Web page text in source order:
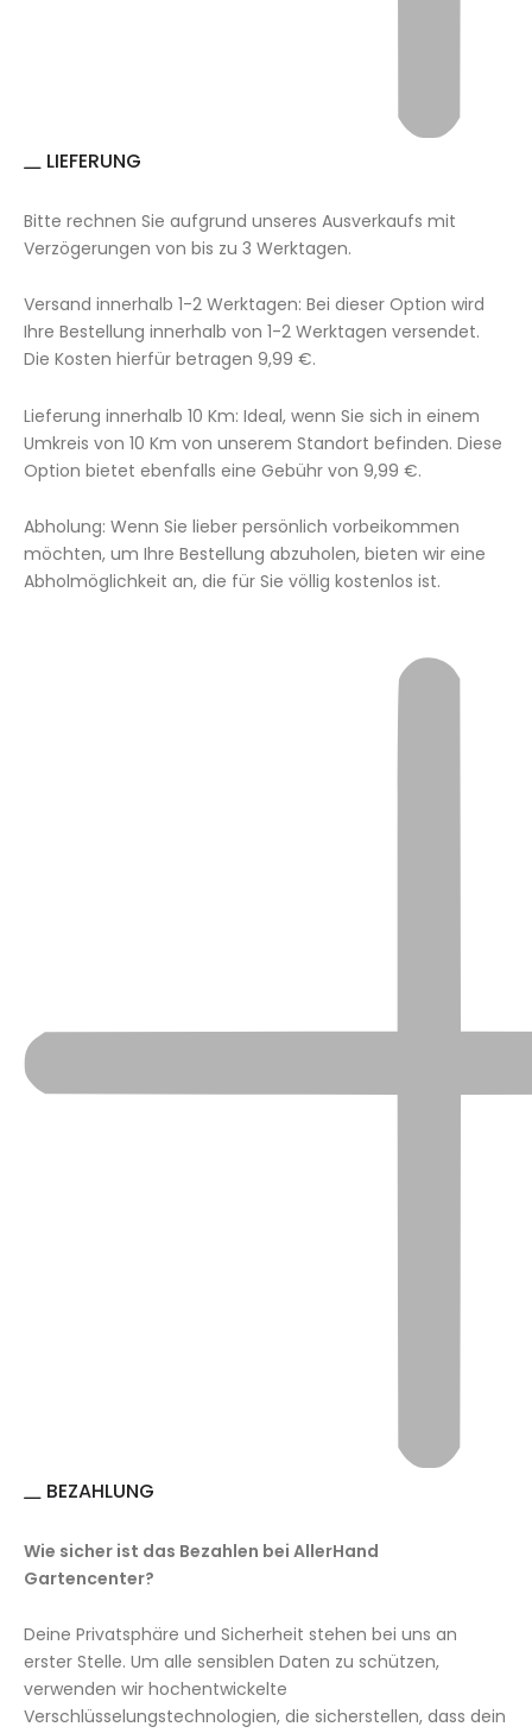
LIEFERUNG
Bitte rechnen Sie aufgrund unseres Ausverkaufs mit
Verzögerungen von bis zu 3 Werktagen.
Versand innerhalb 1-2 Werktagen: Bei dieser Option wird
Ihre Bestellung innerhalb von 1-2 Werktagen versendet.
Die Kosten hierfür betragen 9,99 €.
Lieferung innerhalb 10 Km: Ideal, wenn Sie sich in einem
Umkreis von 10 Km von unserem Standort befinden. Diese
Option bietet ebenfalls eine Gebühr von 9,99 €.
Abholung: Wenn Sie lieber persönlich vorbeikommen
möchten, um Ihre Bestellung abzuholen, bieten wir eine
Abholmöglichkeit an, die für Sie völlig kostenlos ist.
BEZAHLUNG
Wie sicher ist das Bezahlen bei AllerHand
Gartencenter?
Deine Privatsphäre und Sicherheit stehen bei uns an
erster Stelle. Um alle sensiblen Daten zu schützen,
verwenden wir hochentwickelte
Verschlüsselungstechnologien, die sicherstellen, dass dein